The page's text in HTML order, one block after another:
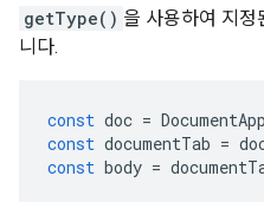
getType() 을 사용하여 지
니다.
const doc = DocumentApp
const documentTab =
const body =